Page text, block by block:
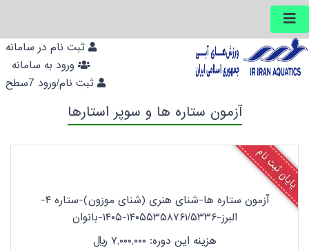
آزمون ستاره ها و سوپر استارها
پایان ثبت نام
آزمون ستاره ها-شنای هنری (شنای موزون)-ستاره ۴-
البرز-۱۴۰۵۵۳۵۸۷۶۱/۵۳۳۶-۱۴۰۵-بانوان
هزینه این دوره: ۷,۰۰۰,۰۰۰
ریال